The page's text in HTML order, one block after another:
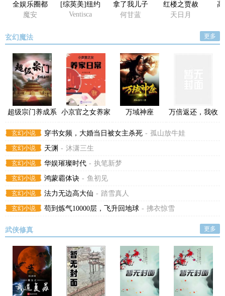
全娱乐圈都
在等我们离
魔安
[综英美]纽约
今天还好吗
Ventisca
拿了我儿子
的给我还回
何甘蓝
红楼之贾赦
庶兄
天日月
玄幻魔法 更多
超级宗门养成系
小京官之女养家
万域神座
万倍返还，我收
玄幻小说 穿书女频，大婚当日被女主杀死 - 孤山放牛娃
玄幻小说 天渊 - 沐潇三生
玄幻小说 华娱璀璨时代 - 执笔新梦
玄幻小说 鸿蒙霸体诀 - 鱼初见
玄幻小说 法力无边高大仙 - 踏雪真人
玄幻小说 苟到炼气10000层，飞升回地球 - 拂衣惊雪
武侠修真 更多